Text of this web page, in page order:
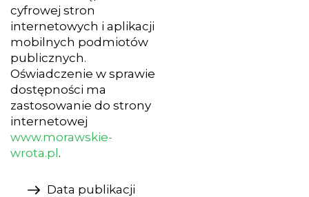
cyfrowej stron
internetowych i aplikacji
mobilnych podmiotów
publicznych.
Oświadczenie w sprawie
dostępności ma
zastosowanie do strony
internetowej
www.morawskie-
wrota.pl.
Data publikacji